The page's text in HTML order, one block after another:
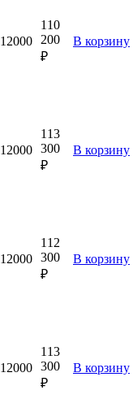
12000
110
200
₽
В корзину
12000
113
300
₽
В корзину
12000
112
300
₽
В корзину
12000
113
300
₽
В корзину